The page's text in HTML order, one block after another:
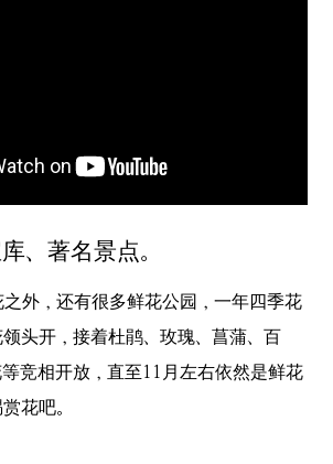
、著名景点。
外，还有很多鲜花公园，一年四季花
头开，接着杜鹃、玫瑰、菖蒲、百
竞相开放，直至11月左右依然是鲜花
花吧。